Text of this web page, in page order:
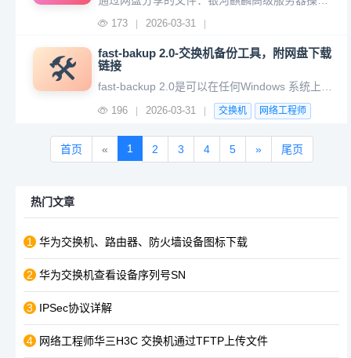
173 2026-03-31
🛠️
fast-bakup 2.0-交换机备份工具，附网盘下载
链接
196 2026-03-31 交换机 网络工程师
首页 « 1 2 3 4 5 » 尾页
热门文章
1 华为交换机、路由器、防火墙设备图标下载
2 华为交换机查看设备序列号SN
3 IPSec协议详解
4 网络工程师华三H3C 交换机通过TFTP上传文件